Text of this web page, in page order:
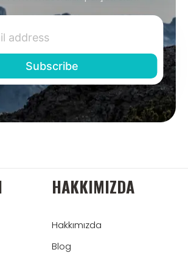
HAKKIMIZDA
Hakkımızda
Blog